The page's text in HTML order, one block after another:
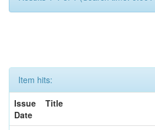
Item hits:
Issue
Date
Title